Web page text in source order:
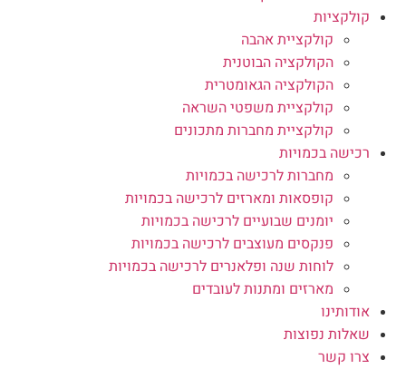
קולקציות
קולקציית אהבה
הקולקציה הבוטנית
הקולקציה הגאומטרית
קולקציית משפטי השראה
קולקציית מחברות מתכונים
רכישה בכמויות
מחברות לרכישה בכמויות
קופסאות ומארזים לרכישה בכמויות
יומנים שבועיים לרכישה בכמויות
פנקסים מעוצבים לרכישה בכמויות
לוחות שנה ופלאנרים לרכישה בכמויות
מארזים ומתנות לעובדים
אודותינו
שאלות נפוצות
צרו קשר